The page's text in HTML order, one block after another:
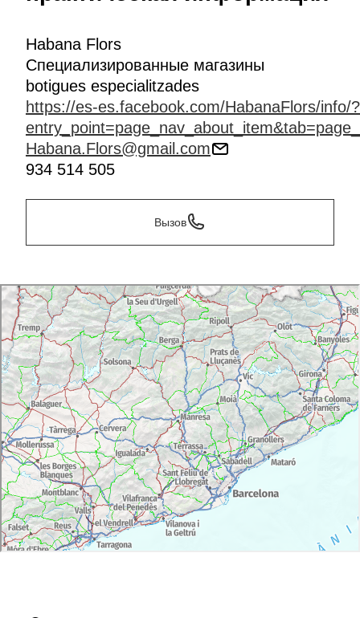
Habana Flors
Специализированные магазины
botigues especialitzades
https://es-es.facebook.com/HabanaFlors/info/?
Habana.Flors@gmail.com
934 514 505
Вызов